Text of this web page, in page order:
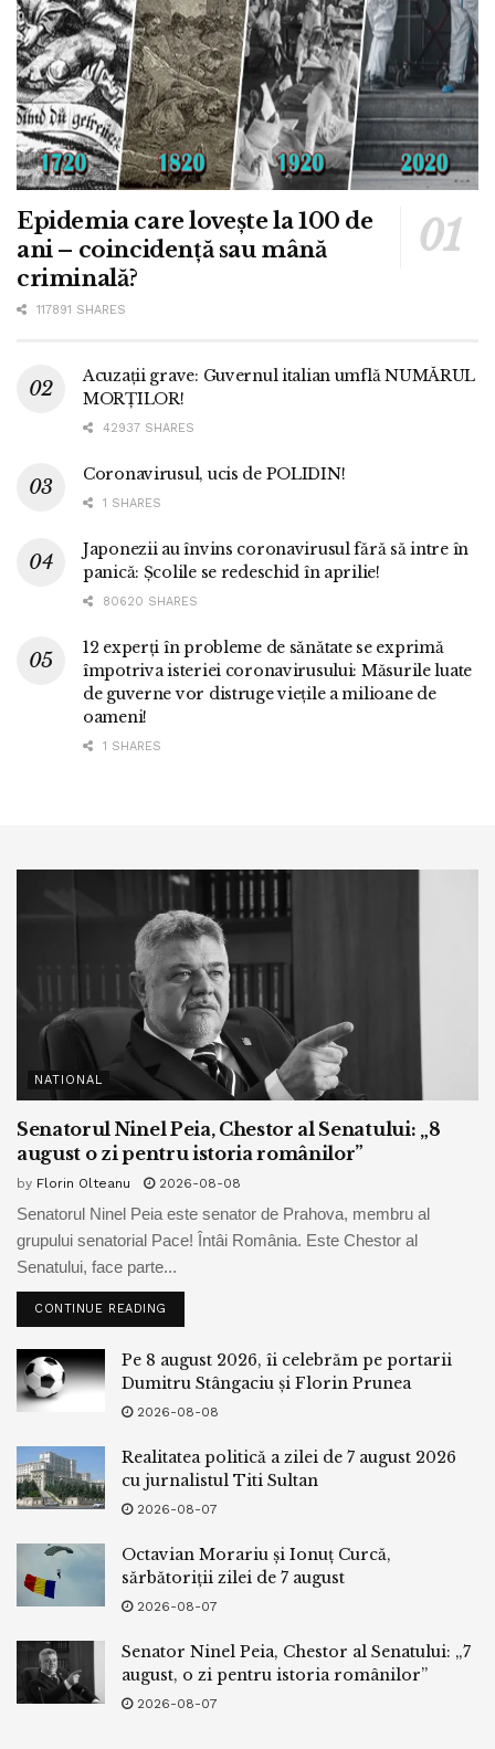
Epidemia care lovește la 100 de
ani – coincidență sau mână
criminală?
117891 SHARES
Acuzații grave: Guvernul italian umflă NUMĂRUL
MORȚILOR!
42937 SHARES
Coronavirusul, ucis de POLIDIN!
1 SHARES
Japonezii au învins coronavirusul fără să intre în
panică: Școlile se redeschid în aprilie!
80620 SHARES
12 experți în probleme de sănătate se exprimă
împotriva isteriei coronavirusului: Măsurile luate
de guverne vor distruge viețile a milioane de
oameni!
1 SHARES
NATIONAL
Senatorul Ninel Peia, Chestor al Senatului: „8
august o zi pentru istoria românilor”
by Florin Olteanu 2026-08-08
Senatorul Ninel Peia este senator de Prahova, membru al
grupului senatorial Pace! Întâi România. Este Chestor al
Senatului, face parte...
CONTINUE READING
Pe 8 august 2026, îi celebrăm pe portarii
Dumitru Stângaciu și Florin Prunea
2026-08-08
Realitatea politică a zilei de 7 august 2026
cu jurnalistul Titi Sultan
2026-08-07
Octavian Morariu și Ionuț Curcă,
sărbătoriții zilei de 7 august
2026-08-07
Senator Ninel Peia, Chestor al Senatului: „7
august, o zi pentru istoria românilor”
2026-08-07